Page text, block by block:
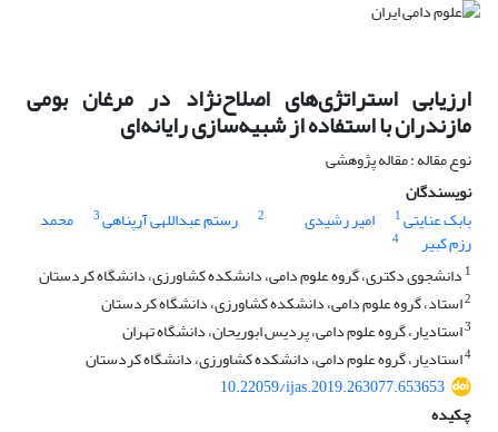
ارزیابی استراتژی‌های اصلاح‌نژاد در مرغان بومی
مازندران با استفاده از شبیه‌سازی رایانه‌ای
نوع مقاله : مقاله پژوهشی
نویسندگان
بابک عنایتی1 امیر رشیدی 2 رستم عبداللهی آرپناهی3 محمد
رزم کبیر
4
1 دانشجوی دکتری، گروه علوم دامی، دانشکده کشاورزی، دانشگاه کردستان
2استاد، گروه علوم دامی، دانشکده کشاورزی، دانشگاه کردستان
3استادیار، گروه علوم دامی، پردیس ابوریحان، دانشگاه تهران
4استادیار، گروه علوم دامی، دانشکده کشاورزی، دانشگاه کردستان
10.22059/ijas.2019.263077.653653
چکیده